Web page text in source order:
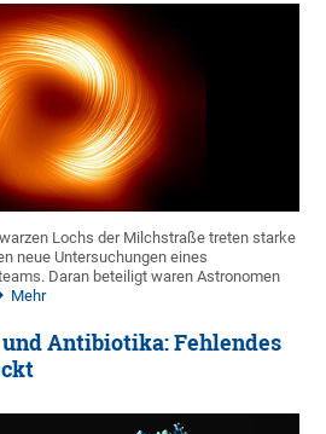
Lochs der Milchstraße treten starke
neue Untersuchungen eines
Daran beteiligt waren Astronomen
Mehr
Antibiotika: Fehlendes